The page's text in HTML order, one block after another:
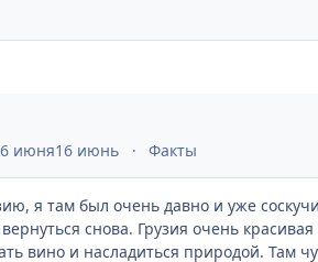
июня16 июнь Факты
я там был очень давно и уже
снова. Грузия очень
вино и насладиться природой. Там